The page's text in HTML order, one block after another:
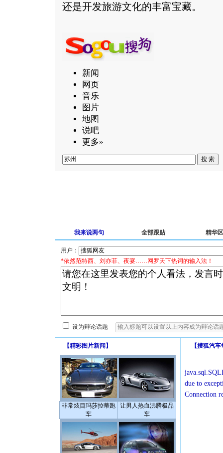
还是开发旅游文化的丰富宝藏。
新闻
网页
音乐
图片
地图
说吧
更多»
我来说两句 全部跟贴 精华区
用户：
*依然范特西、刘亦菲、夜宴……网罗天下热词的输入法！
设为辩论话题
【精彩图片新闻 】
非常炫目玛莎拉蒂跑
车
让男人热血沸腾极品
车
【搜狐汽车
due to
Connection